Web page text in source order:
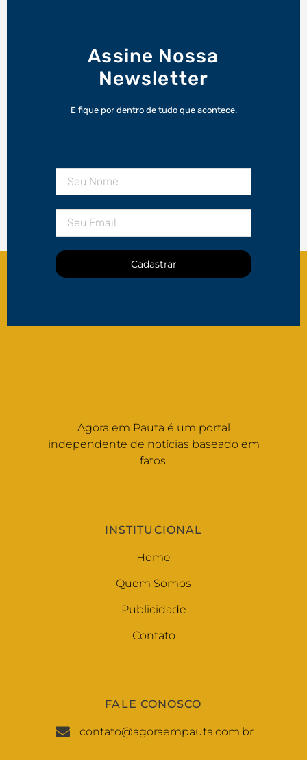
Assine Nossa
Newsletter
E fique por dentro de tudo que acontece.
Cadastrar
Agora em Pauta é um portal
independente de notícias baseado em
fatos.
INSTITUCIONAL
Home
Quem Somos
Publicidade
Contato
FALE CONOSCO
contato@agoraempauta.com.br